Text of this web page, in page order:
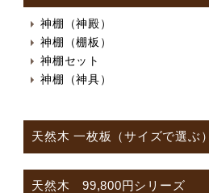
神棚（神殿）
神棚（棚板）
神棚セット
神棚（神具）
天然木 一枚板（サイズで選ぶ）
天然木 99,800円シリーズ